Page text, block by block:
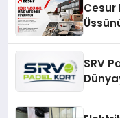
Cesur
SRV